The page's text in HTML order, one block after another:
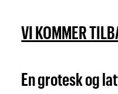
VI KOMMER
En grotesk og